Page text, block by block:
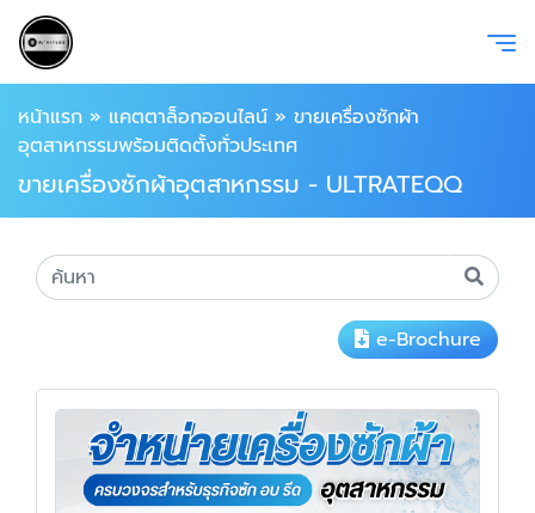
หน้าแรก » แคตตาล็อกออนไลน์ » ขายเครื่องซักผ้า
อุตสาหกรรมพร้อมติดตั้งทั่วประเทศ
ขายเครื่องซักผ้าอุตสาหกรรม - ULTRATEQQ
e-Brochure